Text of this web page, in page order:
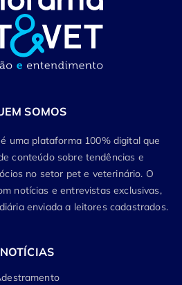
SOMOS
é uma plataforma 100% digital que
conteúdo sobre tendências e
no setor pet e veterinário. O
notícias e entrevistas exclusivas,
enviada a leitores cadastrados.
NOTÍCIAS